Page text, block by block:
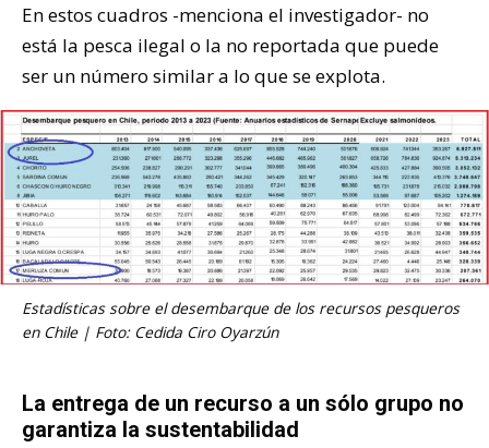
En estos cuadros -menciona el investigador- no
está la pesca ilegal o la no reportada que puede
ser un número similar a lo que se explota.
Estadísticas sobre el desembarque de los recursos pesqueros
en Chile | Foto: Cedida Ciro Oyarzún
La entrega de un recurso a un sólo grupo no
garantiza la sustentabilidad